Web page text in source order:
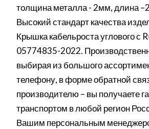
толщина металла - 2мм, длина
Высокий стандарт качества
Крышка кабельроста углового
05774835-2022.
выбирая из большого
телефону, в форме обратной
производителю – вы получаете
транспортом в любой регион
Вашим персональным